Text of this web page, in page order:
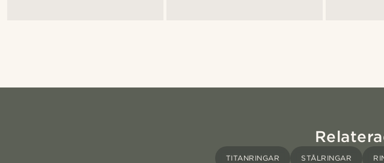
TITANRINGAR STÅLRINGAR